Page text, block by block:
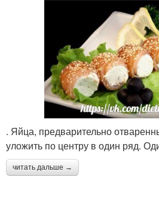
. Яйца, предварительно
уложить по центру в один ряд.
читать дальше →